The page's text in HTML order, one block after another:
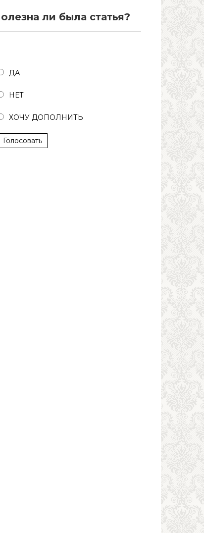
ли была статья?
ДА
НЕТ
ХОЧУ ДОПОЛНИТЬ
Голосовать